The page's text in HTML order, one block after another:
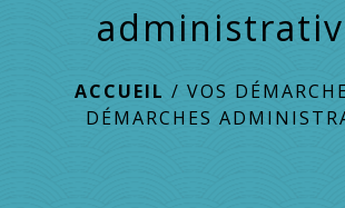
ACCUEIL / VOS
DÉMARCHES